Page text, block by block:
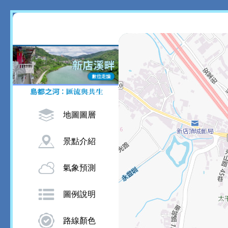
地圖圖層
景點介紹
氣象預測
圖例說明
路線顏色